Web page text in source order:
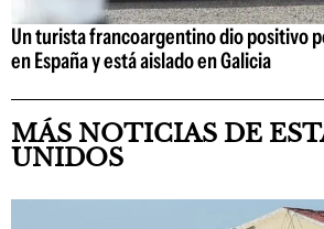
Un turista francoargentino dio positivo
en España y está aislado en Galicia
MÁS NOTICIAS DE
UNIDOS